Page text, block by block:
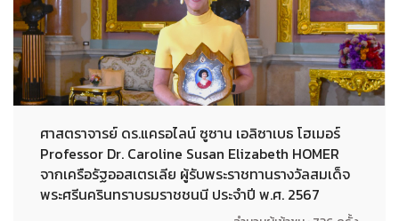
ศาสตราจารย์ ดร.แครอไลน์ ซูซาน เอลิซาเบธ โฮเมอร์
Professor Dr. Caroline Susan Elizabeth HOMER
จากเครือรัฐออสเตรเลีย ผู้รับพระราชทานรางวัลสมเด็จ
พระศรีนครินทราบรมราชชนนี ประจำปี พ.ศ. 2567